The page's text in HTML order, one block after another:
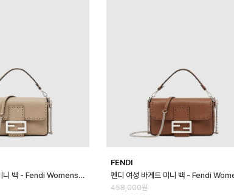
펜디 여성 바게트 미니 백 - Fendi Womens Baguette Mini Bag - …
FENDI
458,000원